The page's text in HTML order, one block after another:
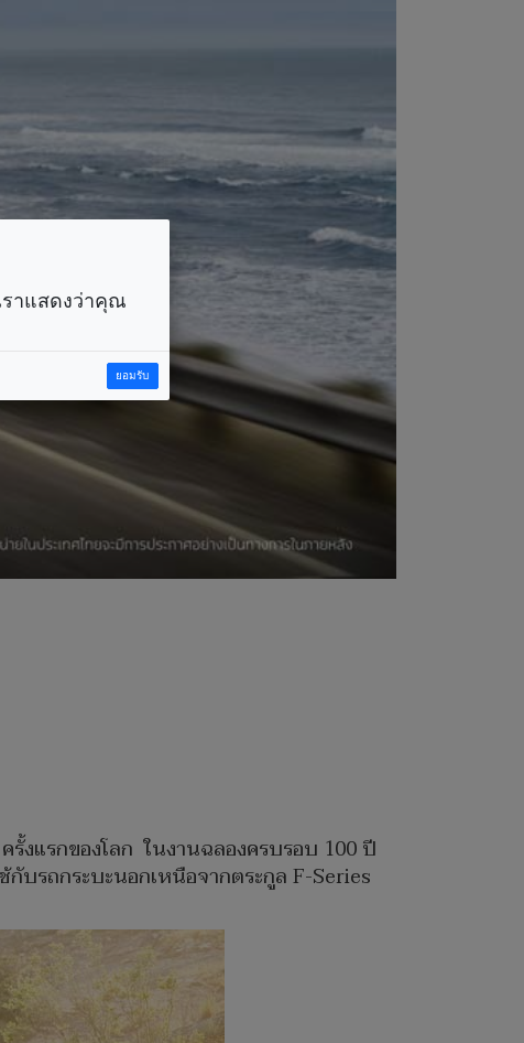
รั้งแรกของโลก ในงานฉลองครบรอบ 100 ปี
กับรถกระบะนอกเหนือจากตระกูล F-Series
ราแสดงว่าคุณ
ยอมรับ